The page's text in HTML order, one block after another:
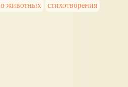
животных стихотворения